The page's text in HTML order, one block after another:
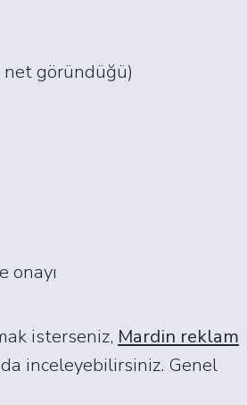
göründüğü)
onayı
isterseniz, Mardin reklam
da inceleyebilirsiniz. Genel